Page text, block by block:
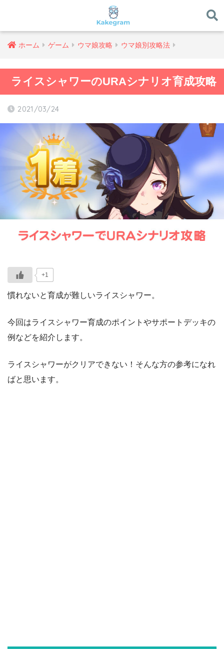
ホーム ゲーム ウマ娘攻略 ウマ娘別攻略法
ライスシャワーのURAシナリオ育成攻略
2021/03/24
+1
慣れないと育成が難しいライスシャワー。
今回はライスシャワー育成のポイントやサポートデッキの
例などを紹介します。
ライスシャワーがクリアできない！そんな方の参考になれ
ばと思います。